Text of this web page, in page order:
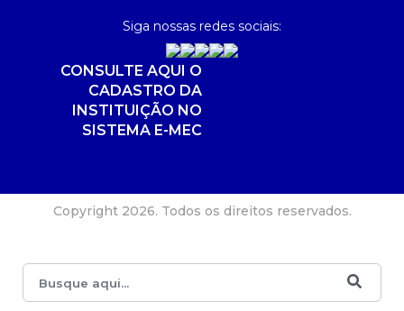
Siga nossas redes sociais:
CONSULTE AQUI O
CADASTRO DA
INSTITUIÇÃO NO
SISTEMA E-MEC
Copyright 2026. Todos os direitos reservados.